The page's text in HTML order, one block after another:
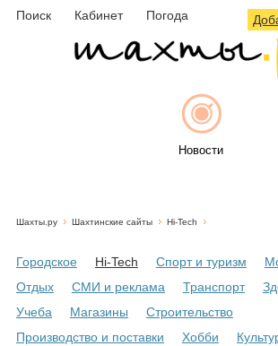
Поиск Кабинет Погода
Новости
Объявления
Шахты.ру Шахтинские сайты Hi-Tech
Городское Hi-Tech Спорт и туризм
Отдых
СМИ и реклама Транспорт
Учеба
Магазины
Строительство
Производство и поставки
Хобби